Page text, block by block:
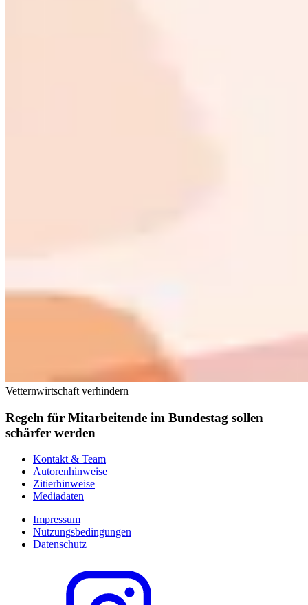
Vetternwirtschaft verhindern
Regeln für Mitarbeitende im Bundestag sollen
schärfer werden
Kontakt & Team
Autorenhinweise
Zitierhinweise
Mediadaten
Impressum
Nutzungsbedingungen
Datenschutz